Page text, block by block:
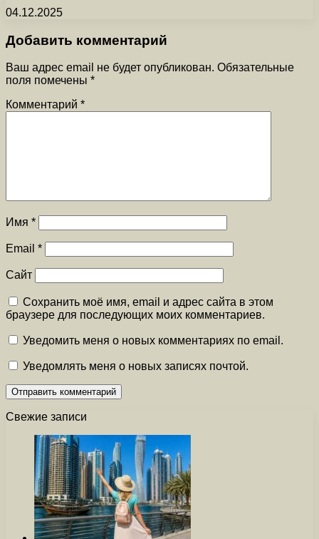
04.12.2025
Добавить комментарий
Ваш адрес email не будет опубликован. Обязательные
поля помечены *
Комментарий *
Имя *
Email *
Сайт
Сохранить моё имя, email и адрес сайта в этом
браузере для последующих моих комментариев.
Уведомить меня о новых комментариях по email.
Уведомлять меня о новых записях почтой.
Свежие записи